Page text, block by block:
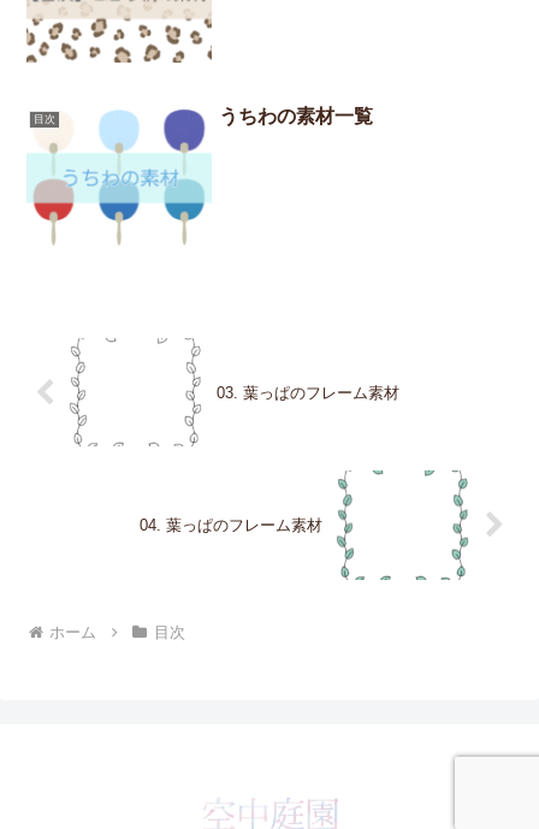
目次 うちわの素材一覧
03. 葉っぱのフレーム素材
04. 葉っぱのフレーム素材
ホーム 目次